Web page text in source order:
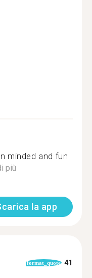
minded and fun
più
la app
format_quote 41